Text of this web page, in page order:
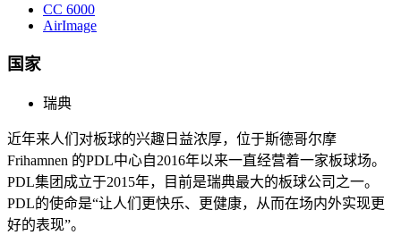
CC 6000
AirImage
国家
瑞典
近年来人们对板球的兴趣日益浓厚，位于斯德哥尔摩
Frihamnen 的PDL中心自2016年以来一直经营着一家板球场。
PDL集团成立于2015年，目前是瑞典最大的板球公司之一。
PDL的使命是“让人们更快乐、更健康，从而在场内外实现更
好的表现”。